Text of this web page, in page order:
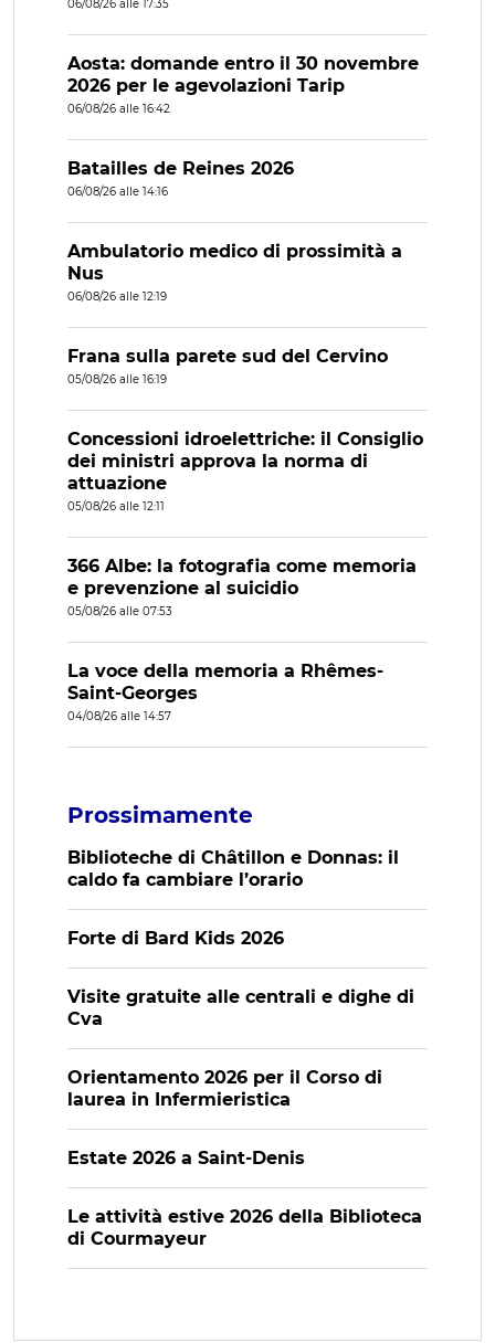
06/08/26 alle 17:35
Aosta: domande entro il 30 novembre
2026 per le agevolazioni Tarip
06/08/26 alle 16:42
Batailles de Reines 2026
06/08/26 alle 14:16
Ambulatorio medico di prossimità a
Nus
06/08/26 alle 12:19
Frana sulla parete sud del Cervino
05/08/26 alle 16:19
Concessioni idroelettriche: il Consiglio
dei ministri approva la norma di
attuazione
05/08/26 alle 12:11
366 Albe: la fotografia come memoria
e prevenzione al suicidio
05/08/26 alle 07:53
La voce della memoria a Rhêmes-
Saint-Georges
04/08/26 alle 14:57
Prossimamente
Biblioteche di Châtillon e Donnas: il
caldo fa cambiare l’orario
Forte di Bard Kids 2026
Visite gratuite alle centrali e dighe di
Cva
Orientamento 2026 per il Corso di
laurea in Infermieristica
Estate 2026 a Saint-Denis
Le attività estive 2026 della Biblioteca
di Courmayeur